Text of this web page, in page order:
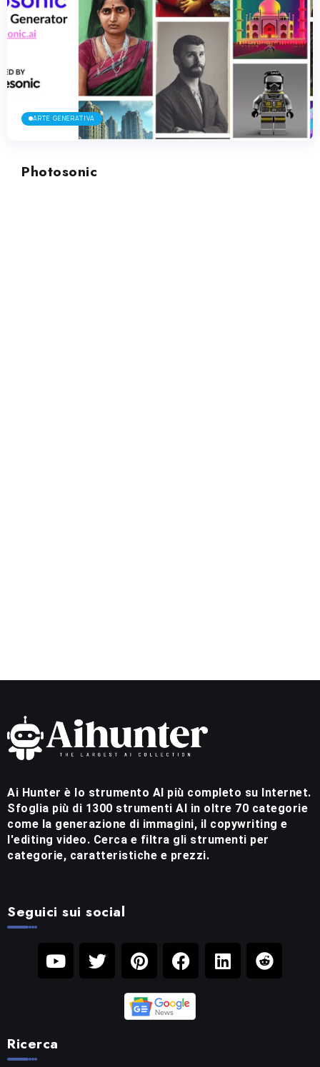
ARTE GENERATIVA
Photosonic
Ai Hunter è lo strumento AI più completo su Internet.
Sfoglia più di 1300 strumenti AI in oltre 70 categorie
come la generazione di immagini, il copywriting e
l'editing video. Cerca e filtra gli strumenti per
categorie, caratteristiche e prezzi.
Seguici sui social
Ricerca